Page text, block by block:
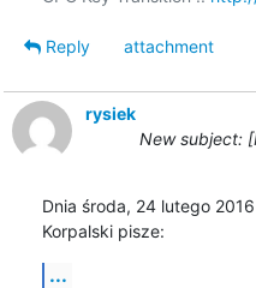
Reply
attachment
rysiek
New subject:
Dnia środa, 24 lutego
Korpalski pisze:
...